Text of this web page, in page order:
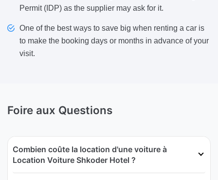
Permit (IDP) as the supplier may ask for it.
One of the best ways to save big when renting a car is
to make the booking days or months in advance of your
visit.
Foire aux Questions
Combien coûte la location d'une voiture à
Location Voiture Shkoder Hotel ?